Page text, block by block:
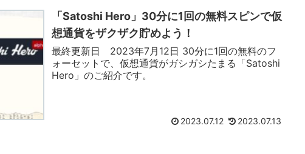
「Satoshi Hero」30分に1回の無料スピンで仮
想通貨をザクザク貯めよう！
最終更新日 2023年7月12日 30分に1回の無料のフ
ォーセットで、仮想通貨がガシガシたまる「Satoshi
Hero」のご紹介です。
2023.07.12 2023.07.13